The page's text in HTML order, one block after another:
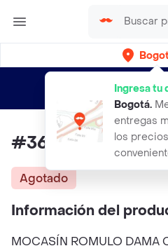
Ingresa tu
Bogotá.
entregas
los
envíos gratis por
#36 Zapato
Agotado
Información del
MOCASÍN ROMULO DAMA